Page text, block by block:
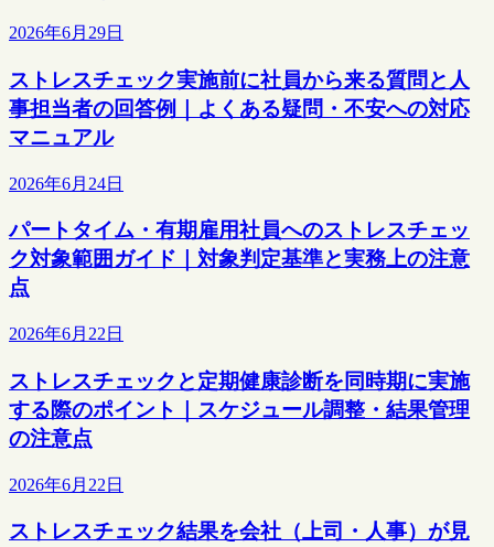
2026年6月29日
ストレスチェック実施前に社員から来る質問と人
事担当者の回答例｜よくある疑問・不安への対応
マニュアル
2026年6月24日
パートタイム・有期雇用社員へのストレスチェッ
ク対象範囲ガイド｜対象判定基準と実務上の注意
点
2026年6月22日
ストレスチェックと定期健康診断を同時期に実施
する際のポイント｜スケジュール調整・結果管理
の注意点
2026年6月22日
ストレスチェック結果を会社（上司・人事）が見